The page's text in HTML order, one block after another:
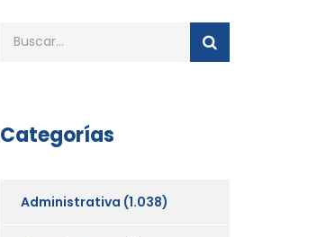
Categorías
Administrativa (1.038)